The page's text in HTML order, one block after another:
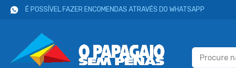
É POSSÍVEL FAZER ENCOMENDAS ATRAVÉS DO WHATSAPP